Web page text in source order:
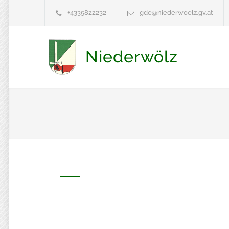
+4335822232 gde@niederwoelz.gv.at
Niederwölz